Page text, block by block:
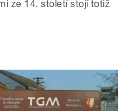
ze 14. století stojí totiž